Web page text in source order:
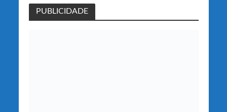
PUBLICIDADE